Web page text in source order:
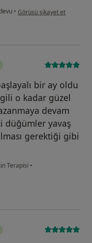
• kullanıcının görüşüne göre
Görüşü şikayet et
bir ay oldu
o kadar güzel
devam
düğümler yavaş
gerektiği gibi
Terapisi •